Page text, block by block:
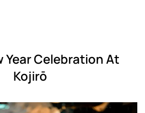
Year Celebration At
Kojirō